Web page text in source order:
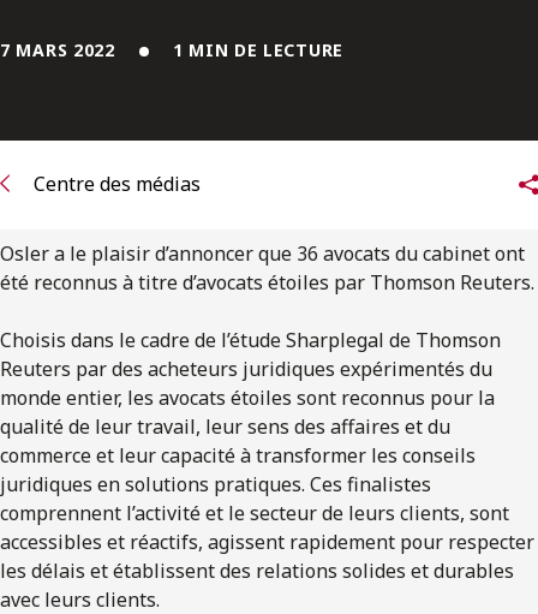
Contactez-nous
S’abonner aux articles Osler
S’abonner
7 MARS 2022 1 MIN DE LECTURE
Centre des médias
Osler a le plaisir d’annoncer que 36 avocats du cabinet ont
été reconnus à titre d’avocats étoiles par Thomson Reuters.
Choisis dans le cadre de l’étude Sharplegal de Thomson
Reuters par des acheteurs juridiques expérimentés du
monde entier, les avocats étoiles sont reconnus pour la
qualité de leur travail, leur sens des affaires et du
commerce et leur capacité à transformer les conseils
juridiques en solutions pratiques. Ces finalistes
comprennent l’activité et le secteur de leurs clients, sont
accessibles et réactifs, agissent rapidement pour respecter
les délais et établissent des relations solides et durables
avec leurs clients.